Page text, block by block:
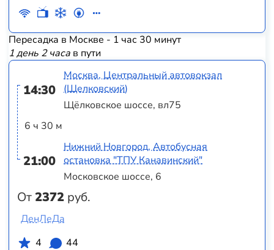
Пересадка в Москве - 1 час 30 минут
1 день 2 часав пути
14:30
6 ч 30 м
21:00
От2372 руб.
Москва, Центральный автовокзал
(Щелковский)
Щёлковское шоссе, вл75
Нижний Новгород, Автобусная
остановка "ТПУ Канавинский"
Московское шоссе, 6
ДенЛеДа
4
44